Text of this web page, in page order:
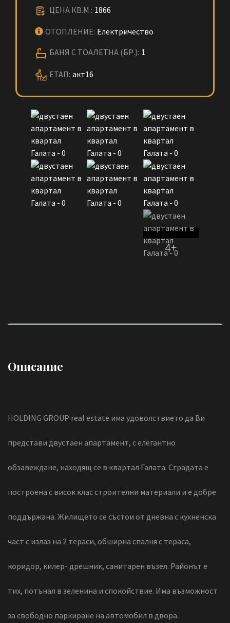
ЦЕНА КВ.М.: 1866
ОТОПЛЕНИЕ: Електричество
БАНЯ С ТОАЛЕТНА (БР.): 1
ЕТАП: акт16
4+
Описание
HOLDING GROUP real estate има удоволствието да Ви
представи двустаен апартамент, с елегантно
обзавеждане, находящ се в квартал Галата. Сградата е
построена с висок клас строителни материали и е добре
поддържана. Жилището се състои от дневна с кухненска
част с излаз на 2 тераси, обширна спалня с тераса,
коридор, килер- дрешник, санитарен възел. Районът е
тих, потънал в зеленина и спокойствие. Има възможност
за свободно паркиране на автомобил в двора.